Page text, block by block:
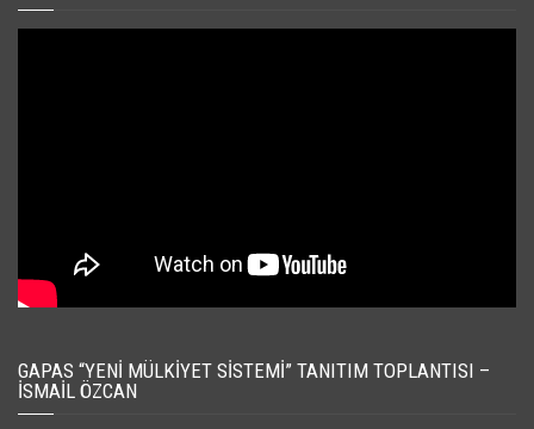
GAPAS “YENI MÜLKIYET SISTEMI” TANITIM TOPLANTISI –
İSMAIL ÖZCAN